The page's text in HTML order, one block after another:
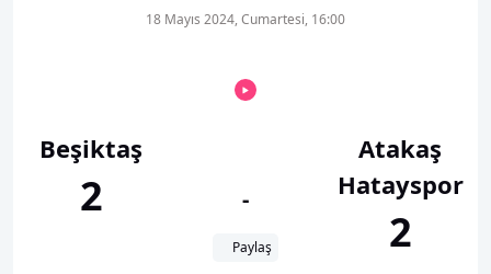
Beşiktaş
2
18 Mayıs 2024, Cumartesi, 16:00
-
Paylaş
Atakaş
Hatayspor
2